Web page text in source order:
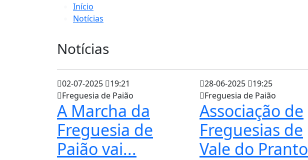
Início
Notícias
Notícias
02-07-2025
19:21
Freguesia de Paião
A Marcha da
Freguesia de
Paião vai...
28-06-2025
19:25
Freguesia de Paião
Associação de
Freguesias de
Vale do Pranto